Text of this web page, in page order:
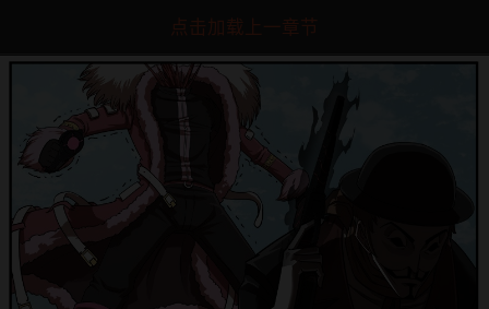
点击加载上一章节